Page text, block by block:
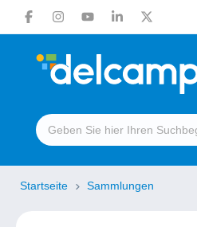
Startseite Sammlungen